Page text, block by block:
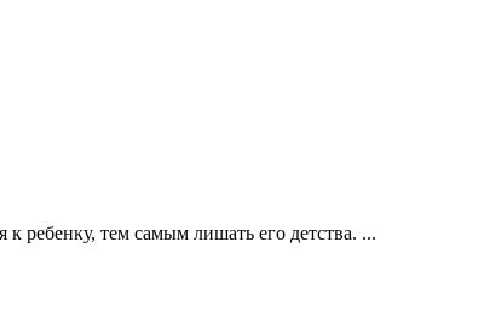
ребенку, тем самым лишать его детства. ...